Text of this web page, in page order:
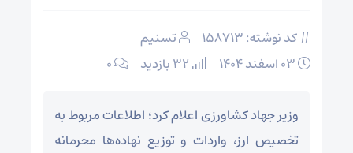
کد نوشته: 158713
تسنیم
۰
وزیر جهاد کشاورزی اعلام کرد؛ اطلاعات مربوط به
تخصیص ارز، واردات و توزیع نهاده‌ها محرمانه